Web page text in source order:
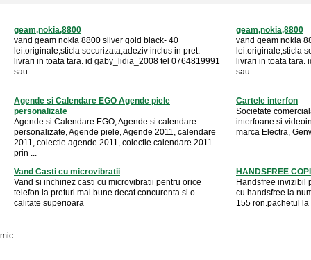
geam,nokia,8800
vand geam nokia 8800 silver gold black- 40
lei.originale,sticla securizata,adeziv inclus in pret.
livrari in toata tara. id gaby_lidia_2008 tel 0764819991
sau ...
geam,nokia,8800
vand geam nokia
lei.originale,sticla
livrari in toata
sau ...
Agende si Calendare EGO Agende piele
personalizate
Agende si Calendare EGO, Agende si calendare
personalizate, Agende piele, Agende 2011, calendare
2011, colectie agende 2011, colectie calendare 2011
prin ...
Cartele interfon
Societate
interfoane si
marca Electra,
Vand Casti cu microvibratii
Vand si inchiriez casti cu microvibratii pentru orice
telefon la preturi mai bune decat concurenta si o
calitate superioara
HANDSFREE
Handsfree invizibil
cu handsfree la
155 ron.pachetul
mic